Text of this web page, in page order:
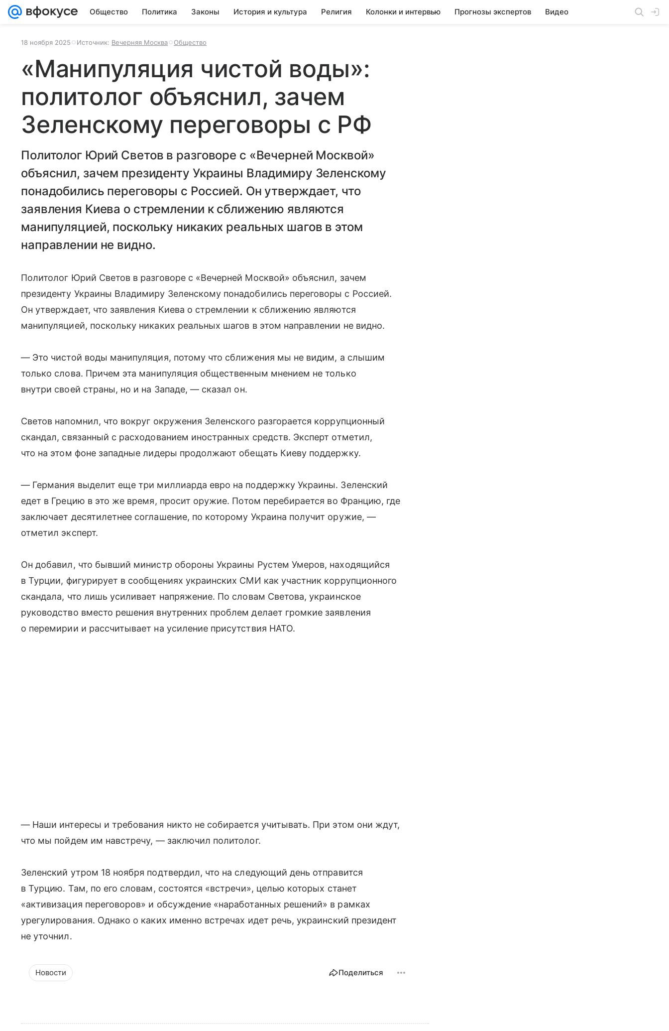
Общество Политика Законы История и культура Религия Колонки и интервью Прогнозы экспертов Видео
18 ноября 2025 Источник: Вечерняя Москва Общество
«Манипуляция чистой воды»:
политолог объяснил, зачем
Зеленскому переговоры с РФ
Политолог Юрий Светов в разговоре с «Вечерней Москвой»
объяснил, зачем президенту Украины Владимиру Зеленскому
понадобились переговоры с Россией. Он утверждает, что
заявления Киева о стремлении к сближению являются
манипуляцией, поскольку никаких реальных шагов в этом
направлении не видно.
Политолог Юрий Светов в разговоре с «Вечерней Москвой» объяснил, зачем
президенту Украины Владимиру Зеленскому понадобились переговоры с Россией.
Он утверждает, что заявления Киева о стремлении к сближению являются
манипуляцией, поскольку никаких реальных шагов в этом направлении не видно.
— Это чистой воды манипуляция, потому что сближения мы не видим, а слышим
только слова. Причем эта манипуляция общественным мнением не только
внутри своей страны, но и на Западе, — сказал он.
Светов напомнил, что вокруг окружения Зеленского разгорается коррупционный
скандал, связанный с расходованием иностранных средств. Эксперт отметил,
что на этом фоне западные лидеры продолжают обещать Киеву поддержку.
— Германия выделит еще три миллиарда евро на поддержку Украины. Зеленский
едет в Грецию в это же время, просит оружие. Потом перебирается во Францию, где
заключает десятилетнее соглашение, по которому Украина получит оружие, —
отметил эксперт.
Он добавил, что бывший министр обороны Украины Рустем Умеров, находящийся
в Турции, фигурирует в сообщениях украинских СМИ как участник коррупционного
скандала, что лишь усиливает напряжение. По словам Светова, украинское
руководство вместо решения внутренних проблем делает громкие заявления
о перемирии и рассчитывает на усиление присутствия НАТО.
— Наши интересы и требования никто не собирается учитывать. При этом они ждут,
что мы пойдем им навстречу, — заключил политолог.
Зеленский утром 18 ноября подтвердил, что на следующий день отправится
в Турцию. Там, по его словам, состоятся «встречи», целью которых станет
«активизация переговоров» и обсуждение «наработанных решений» в рамках
урегулирования. Однако о каких именно встречах идет речь, украинский президент
не уточнил.
Новости Поделиться